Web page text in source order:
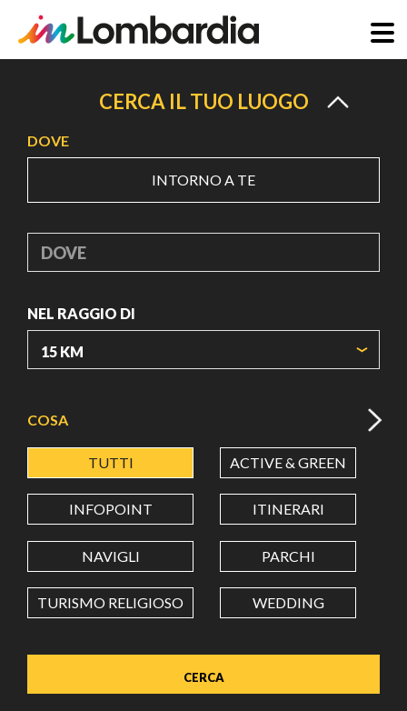
principale
CERCA IL TUO LUOGO
DOVE
INTORNO A TE
DOVE
NEL RAGGIO DI
LATITUDINE
LONGITUDINE
Value in decimal degrees. Use dot (.) as decimal separator.
COSA
TUTTI ACTIVE & GREEN
INFOPOINT ITINERARI
NAVIGLI PARCHI
TURISMO RELIGIOSO WEDDING